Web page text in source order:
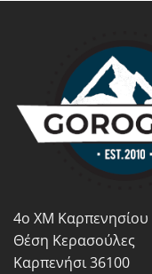
επιλεγούν
στη
σελίδα
του
προϊόντος
4ο ΧΜ Καρπενησίου
Θέση Κερασούλες
Καρπενήσι 36100